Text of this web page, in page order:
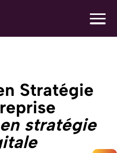
Stratégie
stratégie